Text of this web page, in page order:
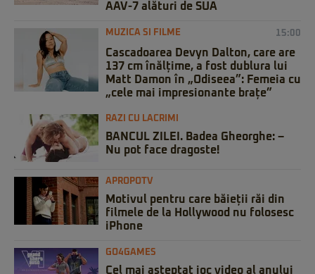
AAV-7 alături de SUA
MUZICA SI FILME 15:00
Cascadoarea Devyn Dalton, care are
137 cm înălțime, a fost dublura lui
Matt Damon în „Odiseea”: Femeia cu
„cele mai impresionante brațe”
RAZI CU LACRIMI
BANCUL ZILEI. Badea Gheorghe: –
Nu pot face dragoste!
APROPOTV
Motivul pentru care băieții răi din
filmele de la Hollywood nu folosesc
iPhone
GO4GAMES
Cel mai așteptat joc video al anului